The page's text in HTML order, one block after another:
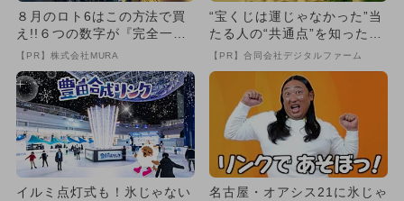
８月のロト6はこの方法で買
え!!６つの数字が『完全一
致』する方法
【PR】株式会社MURA
“宝くじは運じゃなかった”当
たる人の“共通点”を知っただ
け
【PR】合同会社デジタルファーム
イルミ点灯式も！氷じゃない
名古屋・オアシス21に氷じゃ